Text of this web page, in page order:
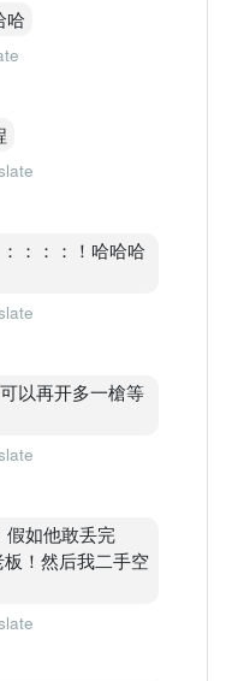
哈
：：：！哈哈哈
以再开多一槍等
假如他敢丢完
！然后我二手空